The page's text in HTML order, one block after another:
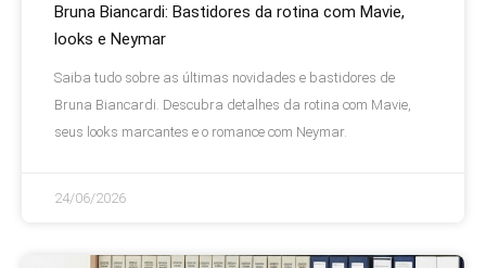
Bruna Biancardi: Bastidores da rotina com Mavie,
looks e Neymar
Saiba tudo sobre as últimas novidades e bastidores de
Bruna Biancardi. Descubra detalhes da rotina com Mavie,
seus looks marcantes e o romance com Neymar.
24/06/2026